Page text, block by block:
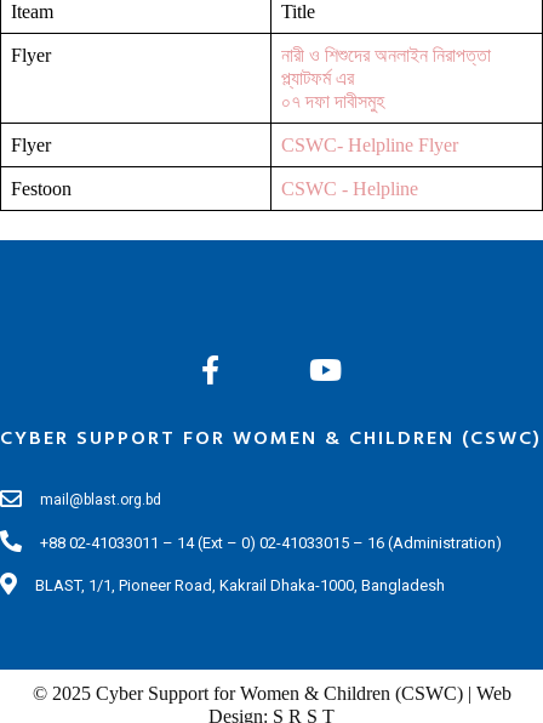
Iteam Title
Flyer
নারী ও শিশুদের অনলাইন নিরাপত্তা
প্ল্যাটফর্ম এর
০৭ দফা দাবীসমুহ
Flyer CSWC- Helpline Flyer
Festoon CSWC - Helpline
CYBER SUPPORT FOR WOMEN & CHILDREN (CSWC)
mail@blast.org.bd
+88 02-41033011 – 14 (Ext – 0) 02-41033015 – 16 (Administration)
BLAST, 1/1, Pioneer Road, Kakrail Dhaka-1000, Bangladesh
© 2025 Cyber Support for Women & Children (CSWC) | Web
Design: S R S T